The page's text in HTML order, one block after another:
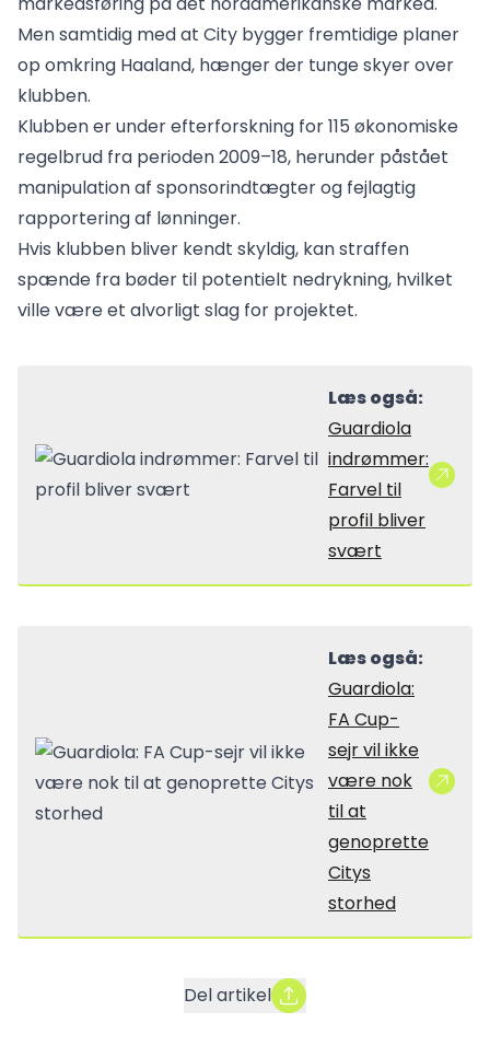
Men samtidig med at City bygger fremtidige planer
op omkring Haaland, hænger der tunge skyer over
klubben.
Klubben er under efterforskning for 115 økonomiske
regelbrud fra perioden 2009–18, herunder påstået
manipulation af sponsorindtægter og fejlagtig
rapportering af lønninger.
Hvis klubben bliver kendt skyldig, kan straffen
spænde fra bøder til potentielt nedrykning, hvilket
ville være et alvorligt slag for projektet.
Læs også:
Guardiola
indrømmer:
Farvel til
profil bliver
svært
Læs også:
Guardiola:
FA Cup-
sejr vil ikke
være nok
til at
genoprette
Citys
storhed
Del artikel